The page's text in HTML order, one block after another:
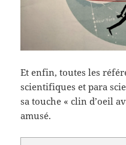
Et enfin, toutes les
scientifiques et para
sa touche « clin d’oeil
amusé.